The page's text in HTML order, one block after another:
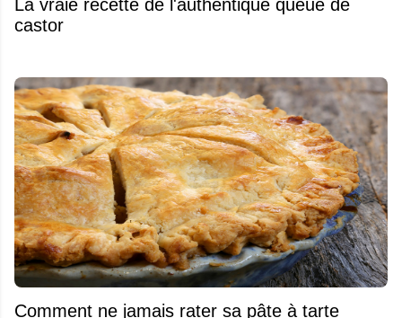
La vraie recette de l'authentique queue de
castor
Comment ne jamais rater sa pâte à tarte